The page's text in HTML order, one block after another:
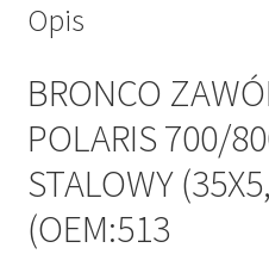
Opis
BRONCO
POLARIS 700/
STALOWY
(OEM:513